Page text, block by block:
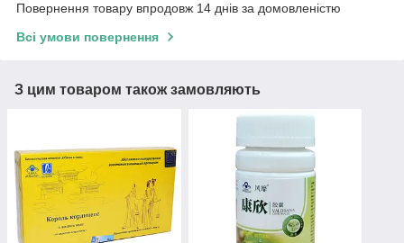
Повернення товару впродовж 14 днів за домовленістю
Всі умови повернення
З цим товаром також замовляють